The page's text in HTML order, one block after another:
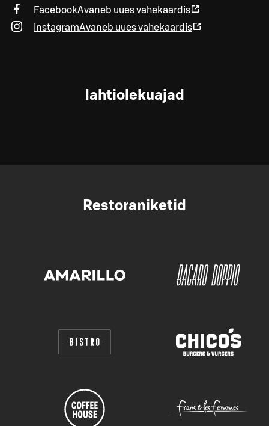
FacebookAvaneb uues vahekaardis
InstagramAvaneb uues vahekaardis
lahtiolekuajad
Restoraniketid